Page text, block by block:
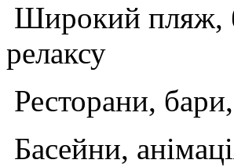
Широкий пляж,
релаксу
Ресторани,
Басейни,